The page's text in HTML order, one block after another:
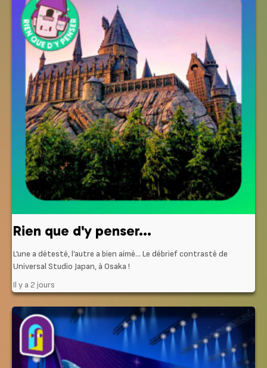
Rien que d'y penser...
L’une a détesté, l’autre a bien aimé… Le débrief contrasté de
Universal Studio Japan, à Osaka !
Il y a 2 jours